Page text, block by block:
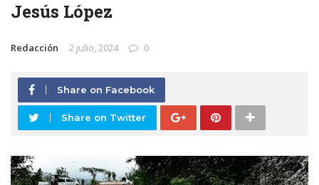
Jesús López
Redacción 2 julio, 2024 0
Share on Facebook
Share on Twitter